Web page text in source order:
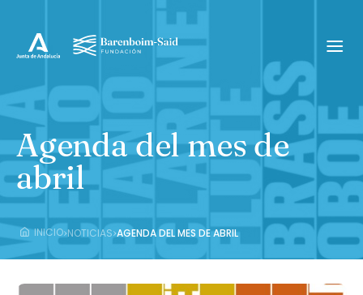
Agenda del mes de
abril
INICIO›NOTICIAS›AGENDA DEL MES DE ABRIL